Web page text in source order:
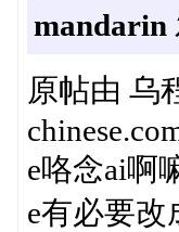
mandarin
原帖由 乌
e咯念ai啊
e有必要改